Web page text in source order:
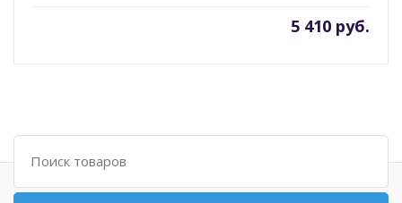
5 410 руб.
Поиск